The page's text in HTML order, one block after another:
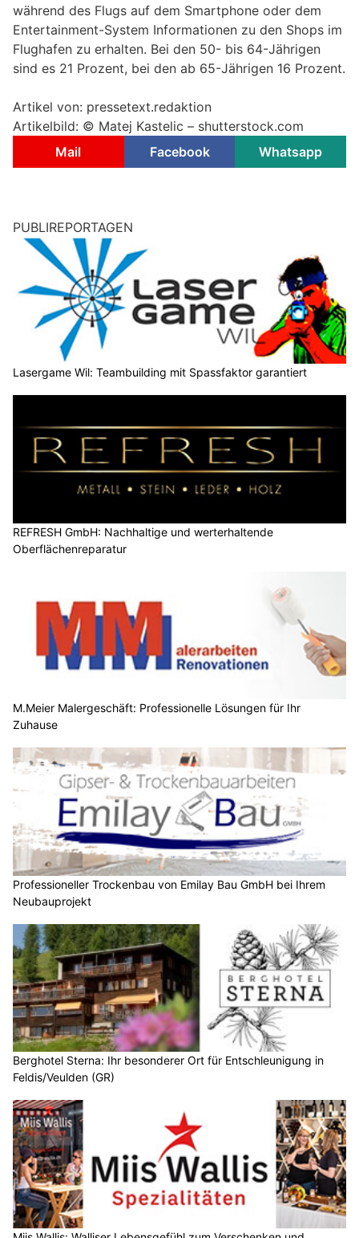
während des Flugs auf dem Smartphone oder dem
Entertainment-System Informationen zu den Shops im
Flughafen zu erhalten. Bei den 50- bis 64-Jährigen
sind es 21 Prozent, bei den ab 65-Jährigen 16 Prozent.
Artikel von: pressetext.redaktion
Artikelbild: © Matej Kastelic – shutterstock.com
Mail
Facebook Whatsapp
PUBLIREPORTAGEN
Lasergame Wil: Teambuilding mit Spassfaktor garantiert
REFRESH GmbH: Nachhaltige und werterhaltende
Oberflächenreparatur
M.Meier Malergeschäft: Professionelle Lösungen für Ihr
Zuhause
Professioneller Trockenbau von Emilay Bau GmbH bei Ihrem
Neubauprojekt
Berghotel Sterna: Ihr besonderer Ort für Entschleunigung in
Feldis/Veulden (GR)